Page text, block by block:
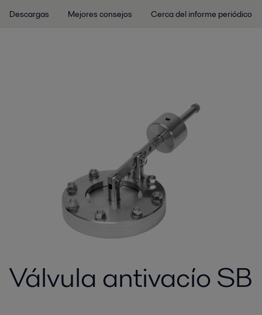
Descargas Mejores consejos Cerca del informe periódico
Válvula antivacío SB